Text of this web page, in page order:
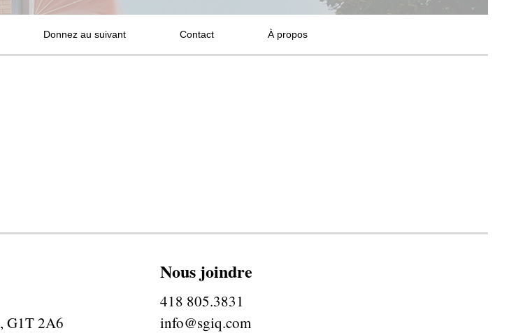
Donnez au suivant Contact À propos
G1T 2A6
Nous joindre
418 805.3831
info@sgiq.com